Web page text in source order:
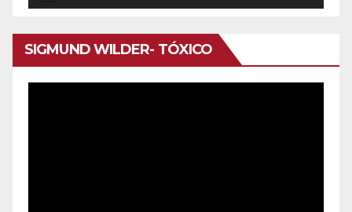
de
audio
SIGMUND WILDER- TÓXICO